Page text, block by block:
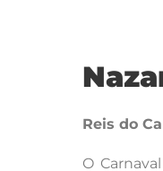
Reis do
O